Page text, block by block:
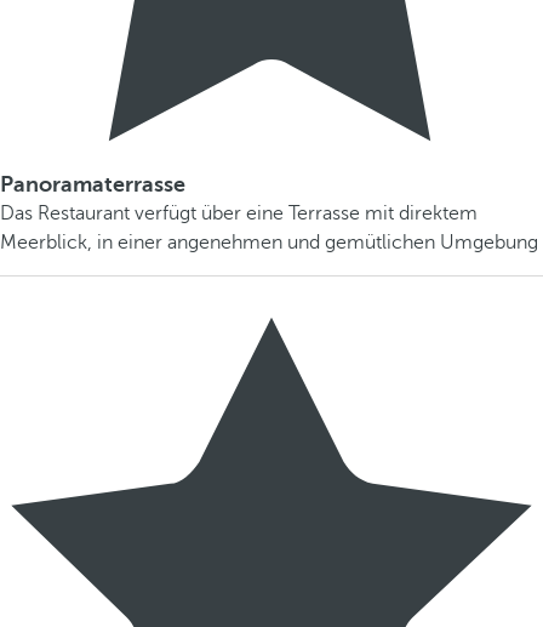
Panoramaterrasse
Das Restaurant verfügt über eine Terrasse mit direktem
Meerblick, in einer angenehmen und gemütlichen Umgebung